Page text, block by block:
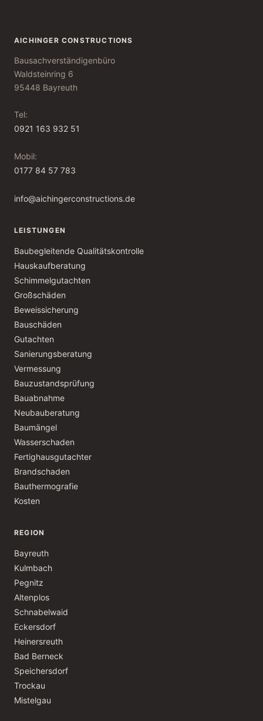
AICHINGER CONSTRUCTIONS
Bausachverständigenbüro
Waldsteinring 6
95448 Bayreuth
Tel:
0921 163 932 51
Mobil:
0177 84 57 783
info@aichingerconstructions.de
LEISTUNGEN
Baubegleitende Qualitätskontrolle
Hauskaufberatung
Schimmelgutachten
Großschäden
Beweissicherung
Bauschäden
Gutachten
Sanierungsberatung
Vermessung
Bauzustandsprüfung
Bauabnahme
Neubauberatung
Baumängel
Wasserschaden
Fertighausgutachter
Brandschaden
Bauthermografie
Kosten
REGION
Bayreuth
Kulmbach
Pegnitz
Altenplos
Schnabelwaid
Eckersdorf
Heinersreuth
Bad Berneck
Speichersdorf
Trockau
Mistelgau